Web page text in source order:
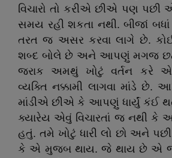
વિચારો તો કરીએ છીએ પણ પછી
સમય રહી શકતા નથી. બીજાં
તરત જ અસર કરવા લાગે છે.
શબ્દ બોલે છે અને આપણું મગજ
જરાક અમથું ખોટું વર્તન
વ્યક્તિ નક્કામી લાગવા માંડે છે.
માંડીએ છીએ કે આપણું ધાર્યું કંઈ
ક્યારેય એવું વિચારતાં જ નથી કે
હતું. તમે ખોટું ધારી લો છો અને
કે એ મુજબ થાય. જે થાય છે એ